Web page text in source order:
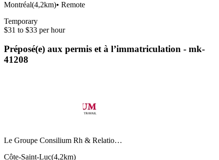
Montréal(4,2km)• Remote
Temporary
$31 to $33 per hour
Préposé(e) aux permis et à l’immatriculation - mk-
41208
Le Groupe Consilium Rh & Relatio…
Côte-Saint-Luc(4,2km)